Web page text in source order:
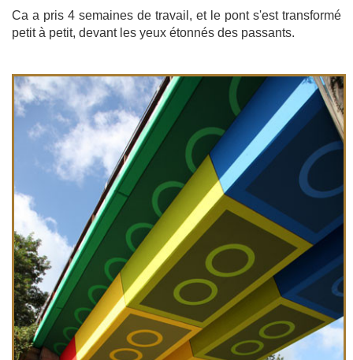
Ca a pris 4 semaines de travail, et le pont s'est transformé
petit à petit, devant les yeux étonnés des passants.